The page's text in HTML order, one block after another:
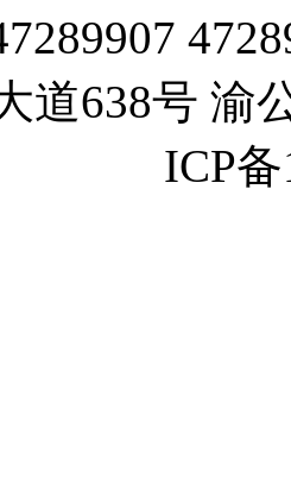
道638号 渝
ICP